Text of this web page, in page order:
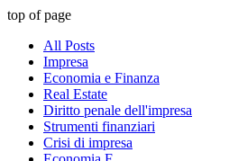
top of page
All Posts
Impresa
Economia e Finanza
Real Estate
Diritto penale dell'impresa
Strumenti finanziari
Crisi di impresa